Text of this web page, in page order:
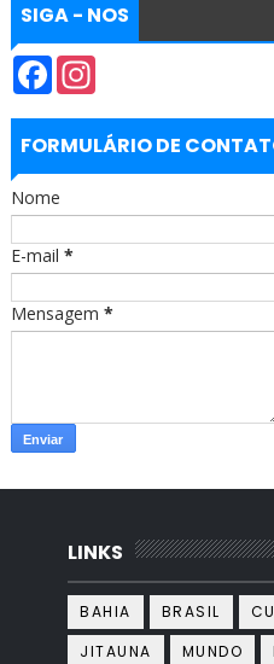
SIGA - NOS
F
e
b
o
k
I
t
a
r
m
FORMULÁRIO DE
Nome
E-mail *
Mensagem *
LINKS
BAHIA BRASIL
JITAUNA
MUNDO